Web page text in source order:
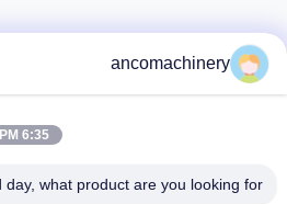
ancomachinery
6:35 PM
Good day, what product are you looking